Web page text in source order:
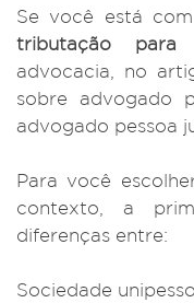
Se você está
tributação para
advocacia, no
sobre advogado
advogado pessoa
Para você
contexto, a
diferenças entre:
Sociedade